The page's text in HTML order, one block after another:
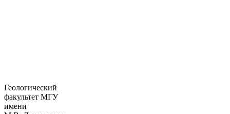
Геологический
факультет МГУ
имени